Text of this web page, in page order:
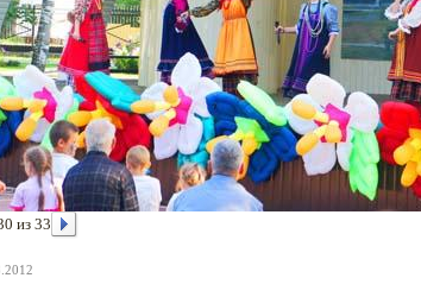
из 33